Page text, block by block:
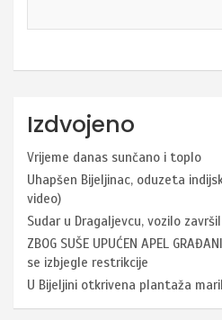
Izdvojeno
Vrijeme danas sunčano i toplo
Uhapšen Bijeljinac, oduzeta
video)
Sudar u Dragaljevcu, vozilo
ZBOG SUŠE UPUĆEN APEL
se izbjegle restrikcije
U Bijeljini otkrivena plantaža